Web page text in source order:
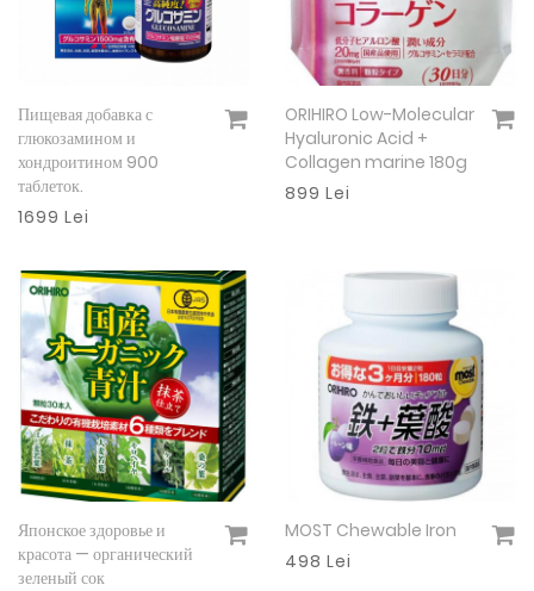
Подробнее
Пищевая добавка с
глюкозамином и
хондроитином 900
таблеток.
1699 Lei
Подробнее
ORIHIRO Low-Molecular
Hyaluronic Acid +
Collagen marine 180g
899 Lei
Подробнее
Японское здоровье и
красота — органический
зеленый сок
Подробнее
MOST Chewable Iron
498 Lei